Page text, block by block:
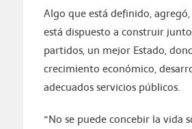
Algo que está definido, agregó,
está dispuesto a construir
partidos, un mejor Estado,
crecimiento económico,
adecuados servicios públicos.
“No se puede concebir la vida